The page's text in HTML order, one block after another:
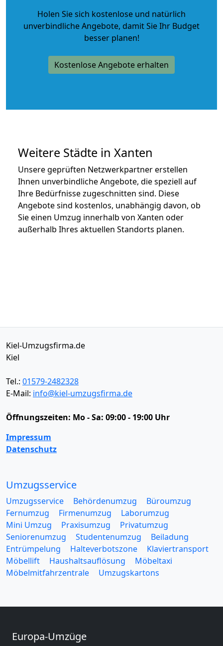
Holen Sie sich kostenlose und natürlich
unverbindliche Angebote, damit Sie Ihr Budget
besser planen!
Kostenlose Angebote erhalten
Weitere Städte in Xanten
Unsere geprüften Netzwerkpartner erstellen
Ihnen unverbindliche Angebote, die speziell auf
Ihre Bedürfnisse zugeschnitten sind. Diese
Angebote sind kostenlos, unabhängig davon, ob
Sie einen Umzug innerhalb von Xanten oder
außerhalb Ihres aktuellen Standorts planen.
Kiel-Umzugsfirma.de
Kiel
Tel.: 01579-2482328
E-Mail: info@kiel-umzugsfirma.de
Öffnungszeiten: Mo - Sa: 09:00 - 19:00 Uhr
Impressum
Datenschutz
Umzugsservice
Umzugsservice Behördenumzug
Büroumzug
Fernumzug
Firmenumzug
Laborumzug
Mini Umzug
Praxisumzug
Privatumzug
Seniorenumzug
Studentenumzug
Beiladung
Entrümpelung
Halteverbotszone
Klaviertransport
Möbellift
Haushaltsauflösung
Möbeltaxi
Möbelmitfahrzentrale
Umzugskartons
Europa-Umzüge